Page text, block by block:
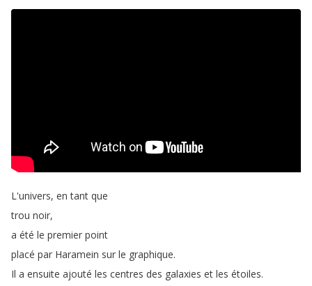
L'univers, en tant que
trou noir,
a été le premier point
placé par Haramein sur le graphique.
Il a ensuite ajouté les centres des galaxies et les étoiles.